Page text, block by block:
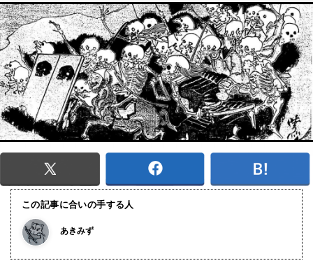
この記事に合いの手する人
あきみず